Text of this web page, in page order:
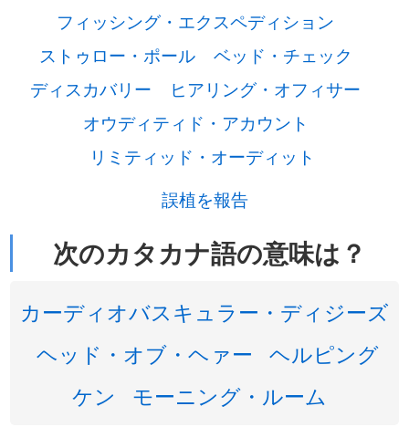
フィッシング・エクスペディション
ストゥロー・ポール
ベッド・チェック
ディスカバリー
ヒアリング・オフィサー
オウディティド・アカウント
リミティッド・オーディット
誤植を報告
次のカタカナ語の意味は？
カーディオバスキュラー・ディジーズ
ヘッド・オブ・ヘァー ヘルピング
ケン
モーニング・ルーム